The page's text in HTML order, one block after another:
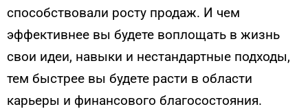
способствовали росту продаж. И чем
эффективнее вы будете воплощать в жизнь
свои идеи, навыки и нестандартные подходы,
тем быстрее вы будете расти в области
карьеры и финансового благосостояния.